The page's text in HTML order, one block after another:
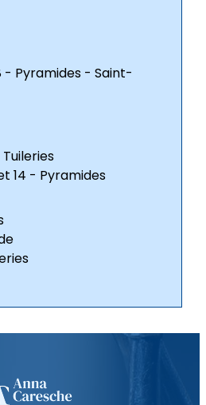
- Pyramides - Saint-
Tuileries
14 - Pyramides